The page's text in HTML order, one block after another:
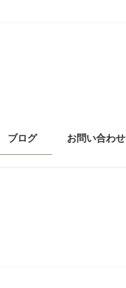
ブログ お問い合わせ